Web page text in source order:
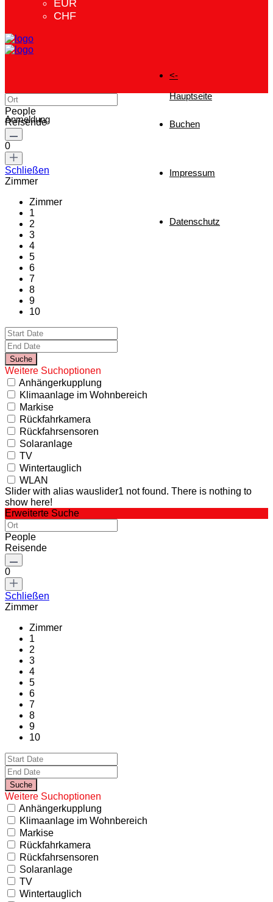
EUR
CHF
<-
Hauptseite
Buchen
Impressum
Datenschutz
Anmeldung
People
Reisende
0
Schließen
Zimmer
Zimmer
1
2
3
4
5
6
7
8
9
10
Weitere Suchoptionen
Anhängerkupplung
Klimaanlage im Wohnbereich
Markise
Rückfahrkamera
Rückfahrsensoren
Solaranlage
TV
Wintertauglich
WLAN
Slider with alias wauslider1 not found. There is nothing to
show here!
Erweiterte Suche
People
Reisende
0
Schließen
Zimmer
Zimmer
1
2
3
4
5
6
7
8
9
10
Weitere Suchoptionen
Anhängerkupplung
Klimaanlage im Wohnbereich
Markise
Rückfahrkamera
Rückfahrsensoren
Solaranlage
TV
Wintertauglich